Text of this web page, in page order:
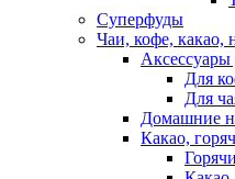
Суперфуды
Чаи, кофе, какао,
Аксессуары
Для
Для
Домашние
Какао,